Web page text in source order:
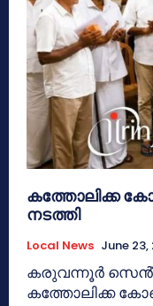
കത്തോലിക്ക
നടത്തി
Local News June 23,
കരുവന്നൂർ സെൻ്റ്
കത്തോലിക്ക